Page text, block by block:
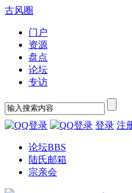
古风圈
门户
资源
盘点
论坛
专访
登录 注
论坛BBS
陆氏邮箱
宗亲会